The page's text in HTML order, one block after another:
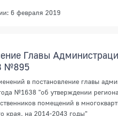
6 февраля 2019
Главы
№895
в постановление главы
№1638 "об утверждении
помещений в
края, на 2014-2043 годы"